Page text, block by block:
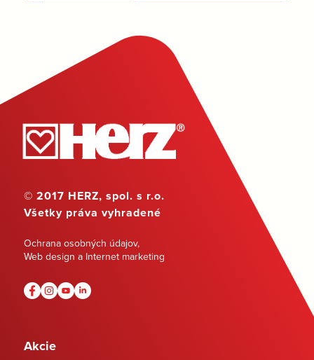
© 2017 HERZ, spol. s r.o.
Všetky práva vyhradené
Ochrana osobných údajov,
Web design a Internet marketing
Akcie